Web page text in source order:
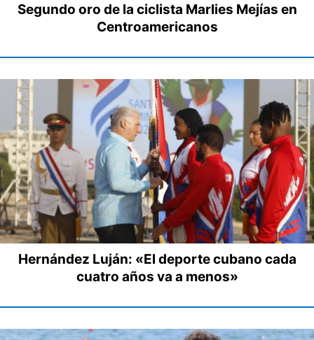
Segundo oro de la ciclista Marlies Mejías en
Centroamericanos
Hernández Luján: «El deporte cubano cada
cuatro años va a menos»